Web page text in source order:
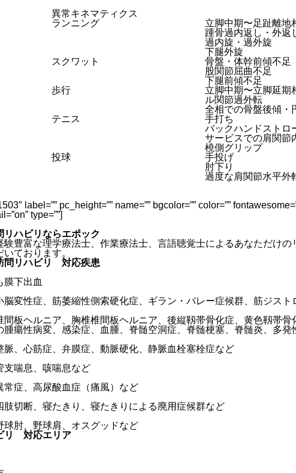
異常キネマティクス
ランニング
立脚中期〜足趾離地
踵骨過内返し・外返
過内旋・過外旋
下腿外旋
スクワット
骨盤・体幹前傾不足
股関節屈曲不足
下腿前傾不足
歩行
立脚中期〜立脚延期
ル関節過外転
全相での骨盤後傾・
テニス
手打ち
バックハンドストロ
サービスでの肩関節
橈側グリップ
投球
手投げ
肘下り
過度な肩関節水平外
label=”” pc_height=”” name=”” bgcolor=”” color=””
type=””]
ハビリならエポック
験豊富な理学療法士、作業療法士、言語聴覚士によるあなただけの
ております。
問リハビリ 対応疾患
膜下出血
脳変性症、筋萎縮性側索硬化症、ギラン・バレー症候群、筋ジスト
間板ヘルニア、胸椎椎間板ヘルニア、後縦靱帯骨化症、黄色靱帯骨
腫瘍性病変、感染症、血腫、脊髄空洞症、脊髄梗塞、脊髄炎、多発
脈、心筋症、弁膜症、動脈硬化、静脈血栓塞栓症など
支喘息、咳喘息など
常症、高尿酸血症（痛風）など
肢切断、寝たきり、寝たきりによる廃用症候群など
球肘、野球肩、オスグッドなど
リ 対応エリア